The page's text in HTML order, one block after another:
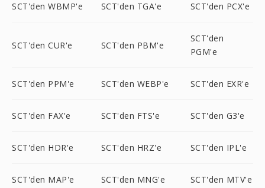
SCT'den WBMP'e SCT'den TGA'e SCT'den PCX'e
SCT'den CUR'e SCT'den PBM'e
SCT'den
PGM'e
SCT'den PPM'e SCT'den WEBP'e SCT'den EXR'e
SCT'den FAX'e SCT'den FTS'e SCT'den G3'e
SCT'den HDR'e SCT'den HRZ'e SCT'den IPL'e
SCT'den MAP'e SCT'den MNG'e SCT'den MTV'e